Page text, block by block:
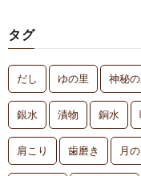
タグ
だし ゆの里 神秘
銀水 漬物 銅水
肩こり 歯磨き 月